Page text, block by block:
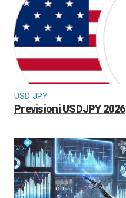
USD JPY
Previsioni USDJPY 2026